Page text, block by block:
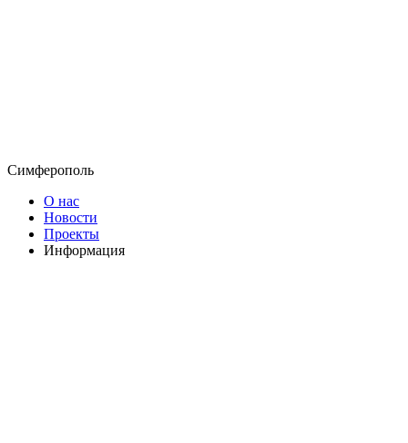
Симферополь
О нас
Новости
Проекты
Информация